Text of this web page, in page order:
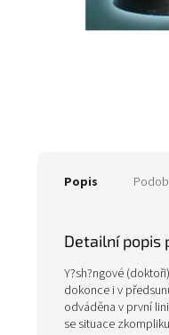
Popis
Detailní popis
Y?sh?ngové
dokonce i v
odváděna v první
se situace